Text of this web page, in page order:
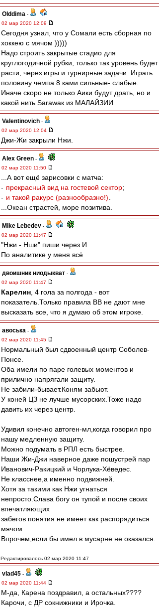
Olddima -
02 мар 2020 12:09
Сегодня узнал, что у Сомали есть сборная по
хоккею с мячом )))))
Надо строить закрытые стадио для
круглогодичной рубки, только так уровень будет
расти, через игры и турнирные задачи. Играть
половину чемпа 8 ками сильные- слабые.
Иначе скоро не только Аики будут драть, но и
какой нить Sarawaк из МАЛАЙЗИИ
Valentinovich -
02 мар 2020 12:04
Джи-Жи закрыли Нжи.
Alex Green -
02 мар 2020 11:50
...А вот ещё зарисовки с матча:
- прекрасный вид на гостевой сектор;
- и такой ракурс (разнообразно!)
...Океан страстей, море позитива.
Mike Lebedev -
02 мар 2020 11:47
"Нжи - Нши" пиши через И
По аналитике у меня всё
двоишник ниодыкват -
02 мар 2020 11:47
Карелин , 4 гола за полгода - вот
показатель.Только правила ВВ не дают мне
высказать все, что я думаю об этом игроке.
авоська -
02 мар 2020 11:45
Нормальный был сдвоенный центр Соболев-
Понсе.
Оба имели по паре голевых моментов и
прилично напрягали защиту.
Не забили-бывает.Коням забьют.
У коней ЦЗ не лучше мусорских.Тоже надо
давить их через центр.
Удивил конечно автоген-мл,когда говорил про
нашу медленную защиту.
Можно подумать в РПЛ есть быстрее.
Наши Жи-Джи наверное даже пошустрей пар
Иванович-Ракицкий и Чорлука-Хёведес.
Не класснее,а именно подвижней.
Хотя за такими как Нжи угнаться
непросто.Слава богу он тупой и после своих
впечатляющих
забегов понятия не имеет как распорядиться
мячом.
Впрочем,если бы имел в мусарне не оказался.
Редактировалось 02 мар 2020 11:47
vlad45 -
02 мар 2020 11:44
М-да, Карена поздравил, а остальных????
Карочи, с ДР сокнижники и Ирочка.